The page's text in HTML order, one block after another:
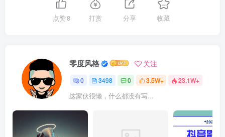
点赞8 打赏 分享 收藏
零度风格 关注
0 3498 0 3.5W+ 23.1W+
这家伙很懒，什么都没有写...